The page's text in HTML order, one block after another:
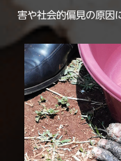
害や社会的偏見の原因